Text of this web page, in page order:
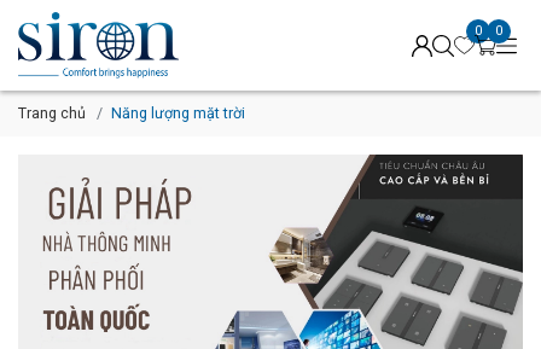
0 0
Trang chủ Năng lượng mặt trời